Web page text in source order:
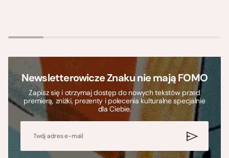
Newsletterowicze Znaku nie mają FOMO
Zapisz się i otrzymaj dostęp do nowych tekstów przed
premierą, zniżki, prezenty i polecenia kulturalne specjalnie
dla Ciebie.